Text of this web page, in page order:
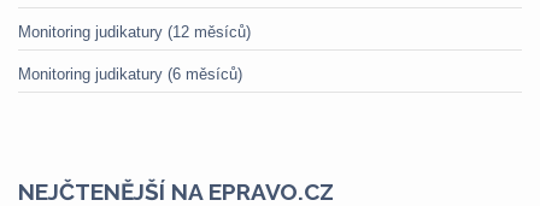
Monitoring judikatury (12 měsíců)
Monitoring judikatury (6 měsíců)
NEJČTENĚJŠÍ NA EPRAVO.CZ